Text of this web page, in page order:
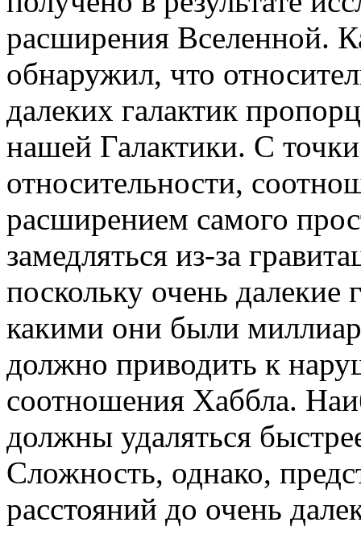
расширения Вселенной.
обнаружил, что
далеких галактик
нашей Галактики. С
относительности,
расширением самого
замедляться из-за
поскольку очень
какими они были
должно приводить к
соотношения Хаббла.
должны удаляться
Сложность, однако,
расстояний до очень